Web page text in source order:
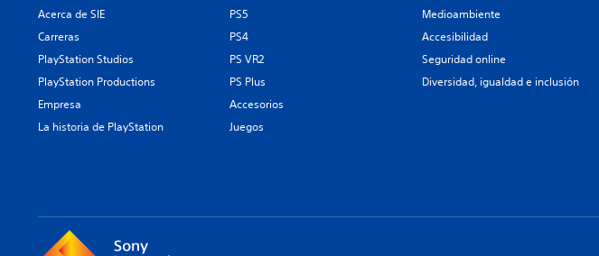
Acerca de SIE
Carreras
PlayStation Studios
PlayStation Productions
Empresa
La historia de PlayStation
PS5
PS4
PS VR2
PS Plus
Accesorios
Juegos
Medioambiente
Accesibilidad
Seguridad online
Diversidad, igualdad e inclusión